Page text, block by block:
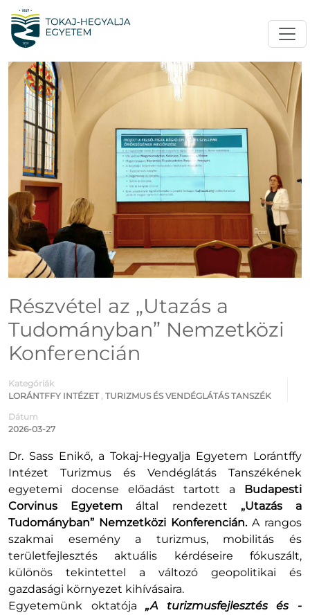
Részvétel az „Utazás a
Tudományban” Nemzetközi
Konferencián
Kategóriák
LORÁNTFFY INTÉZET, TURIZMUS ÉS VENDÉGLÁTÁS TANSZÉK
Dátum
2026-03-27
Dr. Sass Enikő, a Tokaj-Hegyalja Egyetem Lorántffy
Intézet Turizmus és Vendéglátás Tanszékének
egyetemi docense előadást tartott a
Budapesti
Corvinus Egyetem által rendezett „Utazás a
Tudományban” Nemzetközi Konferencián.A rangos
szakmai esemény a turizmus, mobilitás és
területfejlesztés aktuális kérdéseire fókuszált,
különös tekintettel a változó geopolitikai és
gazdasági környezet kihívásaira.
Egyetemünk oktatója„A turizmusfejlesztés és -